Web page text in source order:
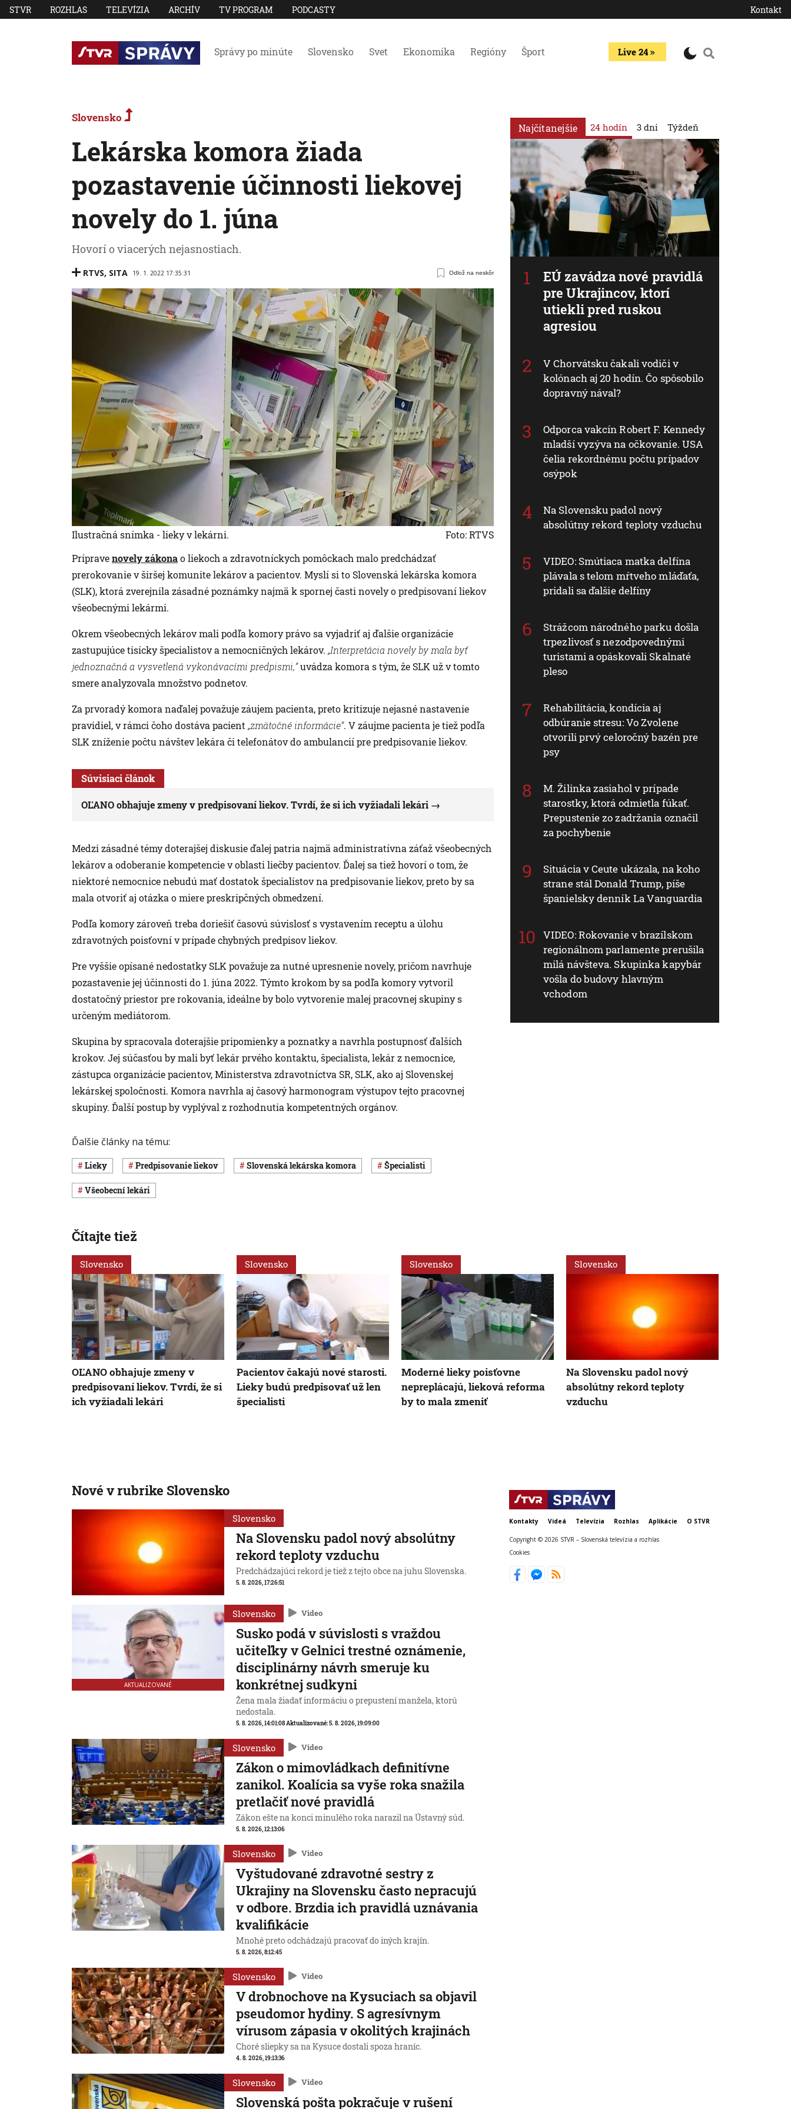
STVR ROZHLAS TELEVÍZIA ARCHÍV TV PROGRAM PODCASTY Kontakt
Správy po minúte Slovensko Svet Ekonomika Regióny Šport Live 24
Slovensko
Lekárska komora žiada
pozastavenie účinnosti liekovej
novely do 1. júna
Hovorí o viacerých nejasnostiach.
RTVS, SITA 19. 1. 2022 17:35:31 Odlož na neskôr
Ilustračná snímka - lieky v lekárni.
Foto: RTVS
Prípravenovely zákonao liekoch a zdravotníckych pomôckach malo predchádzať
prerokovanie v širšej komunite lekárov a pacientov. Myslí si to Slovenská lekárska komora
(SLK), ktorá zverejnila zásadné poznámky najmä k spornej časti novely o predpisovaní liekov
všeobecnými lekármi.
Okrem všeobecných lekárov mali podľa komory právo sa vyjadriť aj ďalšie organizácie
zastupujúce tisícky špecialistov a nemocničných lekárov. „Interpretácia novely by mala byť
jednoznačná a vysvetlená vykonávacími predpismi,”uvádza komora s tým, že SLK už v tomto
smere analyzovala množstvo podnetov.
Za prvoradý komora naďalej považuje záujem pacienta, preto kritizuje nejasné nastavenie
pravidiel, v rámci čoho dostáva pacient „zmätočné informácie“. V záujme pacienta je tiež podľa
SLK zníženie počtu návštev lekára či telefonátov do ambulancií pre predpisovanie liekov.
Súvisiaci článok
OĽANO obhajuje zmeny v predpisovaní liekov. Tvrdí, že si ich vyžiadali lekári
Medzi zásadné témy doterajšej diskusie ďalej patria najmä administratívna záťaž všeobecných
lekárov a odoberanie kompetencie v oblasti liečby pacientov. Ďalej sa tiež hovorí o tom, že
niektoré nemocnice nebudú mať dostatok špecialistov na predpisovanie liekov, preto by sa
mala otvoriť aj otázka o miere preskripčných obmedzení.
Podľa komory zároveň treba doriešiť časovú súvislosť s vystavením receptu a úlohu
zdravotných poisťovní v prípade chybných predpisov liekov.
Pre vyššie opísané nedostatky SLK považuje za nutné upresnenie novely, pričom navrhuje
pozastavenie jej účinnosti do 1. júna 2022. Týmto krokom by sa podľa komory vytvoril
dostatočný priestor pre rokovania, ideálne by bolo vytvorenie malej pracovnej skupiny s
určeným mediátorom.
Skupina by spracovala doterajšie pripomienky a poznatky a navrhla postupnosť ďalších
krokov. Jej súčasťou by mali byť lekár prvého kontaktu, špecialista, lekár z nemocnice,
zástupca organizácie pacientov, Ministerstva zdravotníctva SR, SLK, ako aj Slovenskej
lekárskej spoločnosti. Komora navrhla aj časový harmonogram výstupov tejto pracovnej
skupiny. Ďalší postup by vyplýval z rozhodnutia kompetentných orgánov.
Ďalšie články na tému:
lieky predpisovanie liekov slovenská lekárska komora špecialisti
všeobecní lekári
Najčítanejšie 24 hodín
EÚ zavádza nové pravidlá
pre Ukrajincov, ktorí
utiekli pred ruskou
agresiou
V Chorvátsku čakali vodiči v
kolónach aj 20 hodín. Čo spôsobilo
dopravný nával?
Odporca vakcín Robert F. Kennedy
mladší vyzýva na očkovanie. USA
čelia rekordnému počtu prípadov
osýpok
Na Slovensku padol nový
absolútny rekord teploty vzduchu
VIDEO: Smútiaca matka delfína
plávala s telom mŕtveho mláďaťa,
pridali sa ďalšie delfíny
Strážcom národného parku došla
trpezlivosť s nezodpovednými
turistami a opáskovali Skalnaté
pleso
Rehabilitácia, kondícia aj
odbúranie stresu: Vo Zvolene
otvorili prvý celoročný bazén pre
psy
M. Žilinka zasiahol v prípade
starostky, ktorá odmietla fúkať.
Prepustenie zo zadržania označil
za pochybenie
Situácia v Ceute ukázala, na koho
strane stál Donald Trump, píše
španielsky denník La Vanguardia
VIDEO: Rokovanie v brazílskom
regionálnom parlamente prerušila
milá návšteva. Skupinka kapybár
vošla do budovy hlavným
vchodom
3 dni Týždeň
Čítajte tiež
Slovensko
OĽANO obhajuje zmeny v
predpisovaní liekov. Tvrdí, že si
ich vyžiadali lekári
Slovensko
Pacientov čakajú nové starosti.
Lieky budú predpisovať už len
špecialisti
Slovensko
Moderné lieky poisťovne
nepreplácajú, lieková reforma
by to mala zmeniť
Slovensko
Na Slovensku padol nový
absolútny rekord teploty
vzduchu
Nové v rubrike Slovensko
Slovensko
Na Slovensku padol nový absolútny
rekord teploty vzduchu
Predchádzajúci rekord je tiež z tejto obce na juhu Slovenska.
5. 8. 2026, 17:26:51
AKTUALIZOVANÉ
Slovensko Video
Susko podá v súvislosti s vraždou
učiteľky v Gelnici trestné oznámenie,
disciplinárny návrh smeruje ku
konkrétnej sudkyni
Žena mala žiadať informáciu o prepustení manžela, ktorú
nedostala.
5. 8. 2026, 14:01:08Aktualizované:5. 8. 2026, 19:09:00
Slovensko Video
Zákon o mimovládkach definitívne
zanikol. Koalícia sa vyše roka snažila
pretlačiť nové pravidlá
Zákon ešte na konci minulého roka narazil na Ústavný súd.
5. 8. 2026, 12:13:06
Slovensko Video
Vyštudované zdravotné sestry z
Ukrajiny na Slovensku často nepracujú
v odbore. Brzdia ich pravidlá uznávania
kvalifikácie
Mnohé preto odchádzajú pracovať do iných krajín.
5. 8. 2026, 8:12:45
Slovensko Video
V drobnochove na Kysuciach sa objavil
pseudomor hydiny. S agresívnym
vírusom zápasia v okolitých krajinách
Choré sliepky sa na Kysuce dostali spoza hraníc.
4. 8. 2026, 19:13:36
Slovensko Video
Slovenská pošta pokračuje v rušení
Kontakty Videá Televízia Rozhlas Aplikácie O STVR
Copyright © 2026 STVR – Slovenská televízia a rozhlas
Cookies